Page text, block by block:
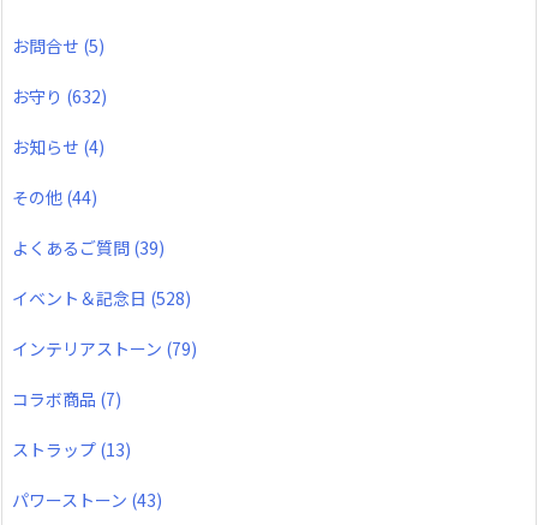
お問合せ (5)
お守り (632)
お知らせ (4)
その他 (44)
よくあるご質問 (39)
イベント＆記念日 (528)
インテリアストーン (79)
コラボ商品 (7)
ストラップ (13)
パワーストーン (43)